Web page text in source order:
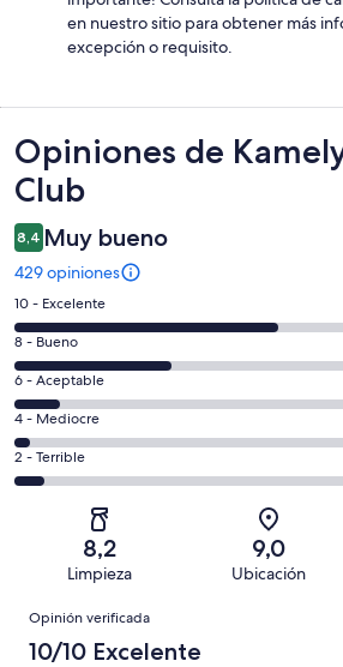
en nuestro sitio para obtener más
excepción o requisito.
Opiniones
Opiniones de
Club
8,4 Muy bueno
429 opiniones
Evaluación:
10
-
Excelente.
221
de
429
opiniones
10 - Excelente
Evaluación:
8
-
Bueno.
132
de
opiniones
8 - Bueno
Evaluación:
6
-
Aceptable.
37
opiniones
6 - Aceptable
Evaluación:
4
-
4 - Mediocre
Evaluación:
2
429
2 - Terrible
8,2
Limpieza
9,0
Ubicación
Opiniones
Opinión verificada
10/10 Excelente